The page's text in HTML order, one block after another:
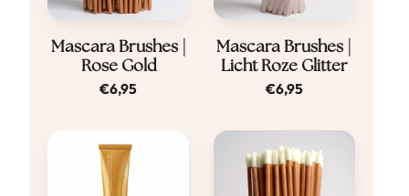
Mascara Brushes |
Rose Gold
€6,95
Mascara Brushes |
Licht Roze Glitter
€6,95